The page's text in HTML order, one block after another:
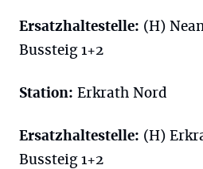
Ersatzhaltestelle: (H)
Bussteig 1+2
Station: Erkrath Nord
Ersatzhaltestelle: (H)
Bussteig 1+2